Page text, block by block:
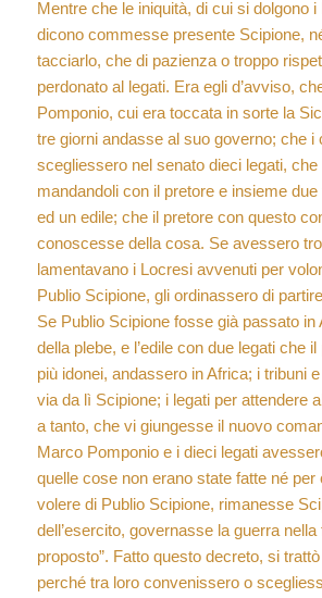
Mentre che le iniquità, di cui si dolgono
dicono commesse presente Scipione,
tacciarlo, che di pazienza o troppo
perdonato al legati. Era egli d’avviso,
Pomponio, cui era toccata in sorte la
tre giorni andasse al suo governo; che i
scegliessero nel senato dieci legati,
mandandoli con il pretore e insieme due
ed un edile; che il pretore con questo
conoscesse della cosa. Se avessero
lamentavano i Locresi avvenuti per
Publio Scipione, gli ordinassero di
Se Publio Scipione fosse già passato in
della plebe, e l’edile con due legati che
più idonei, andassero in Africa; i tribuni e
via da lì Scipione; i legati per attendere
a tanto, che vi giungesse il nuovo
Marco Pomponio e i dieci legati
quelle cose non erano state fatte né per
volere di Publio Scipione, rimanesse
dell’esercito, governasse la guerra
proposto”. Fatto questo decreto, si
perché tra loro convenissero o